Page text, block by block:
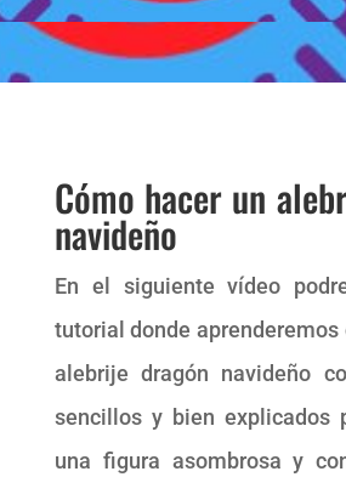
Cómo hacer un
navideño
En el siguiente vídeo
tutorial donde aprenderemos
alebrije dragón navideño
sencillos y bien explicados
una figura asombrosa y